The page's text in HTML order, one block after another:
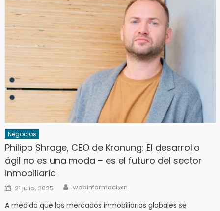
Negocios
Philipp Shrage, CEO de Kronung: El desarrollo
ágil no es una moda – es el futuro del sector
inmobiliario
Posted
on
21 julio, 2025 Author
webinformaci@n
A medida que los mercados inmobiliarios globales se